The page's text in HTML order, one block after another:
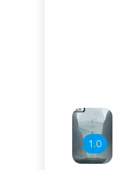
1.0